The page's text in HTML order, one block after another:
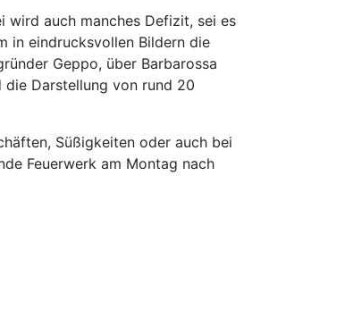
wird auch manches Defizit, sei es
in eindrucksvollen Bildern die
Geppo, über Barbarossa
die Darstellung von rund 20
Süßigkeiten oder auch bei
Feuerwerk am Montag nach